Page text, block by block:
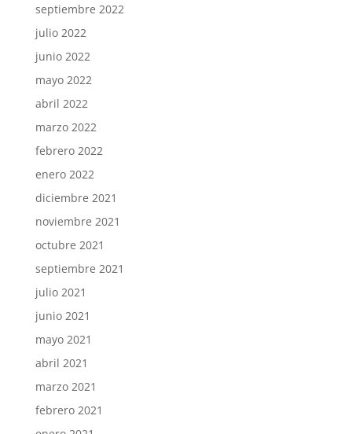
septiembre 2022
julio 2022
junio 2022
mayo 2022
abril 2022
marzo 2022
febrero 2022
enero 2022
diciembre 2021
noviembre 2021
octubre 2021
septiembre 2021
julio 2021
junio 2021
mayo 2021
abril 2021
marzo 2021
febrero 2021